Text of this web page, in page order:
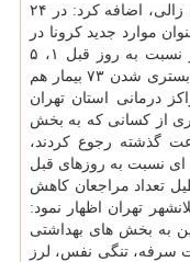
به گزارش پاراسول به نقل از مهر، علیرضا زالی، اضافه کرد: در ۲۴
تهران ۲۶۱ بیمار بعنوان موارد جدید کرونا در
بخش های عادی بستری شدند که این آمار نسبت به روز قبل ۱، ۵
درصد افزایش داشته است. او همینطور از بستری شدن ۷۳ بیمار هم
۲۴۳ بیمار از مراکز درمانی استان تهران
از کسانی که به بخش
و درمانی تهران در ۲۴ ساعت گذشته رجوع کردند،
ای نسبت به روزهای قبل
تعداد مراجعان کاهش
تهران اظهار نمود:
به بخش های بهداشتی
سرفه، تنگی نفس، لرز